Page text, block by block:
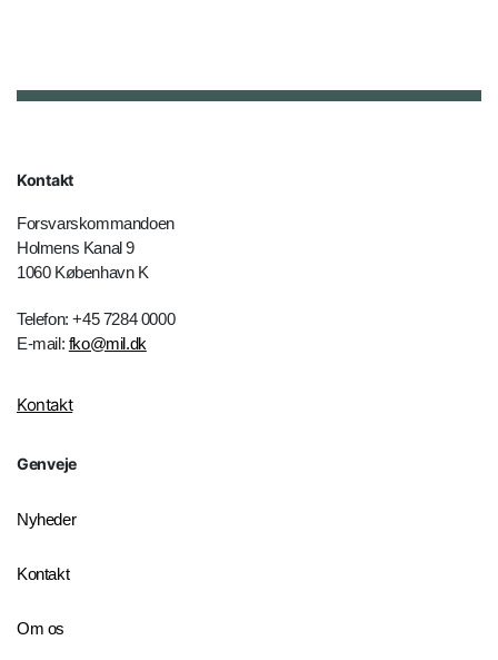
Kontakt
Forsvarskommandoen
Holmens Kanal 9
1060 København K
Telefon: +45 7284 0000
E-mail: fko@mil.dk
Kontakt
Genveje
Nyheder
Kontakt
Om os